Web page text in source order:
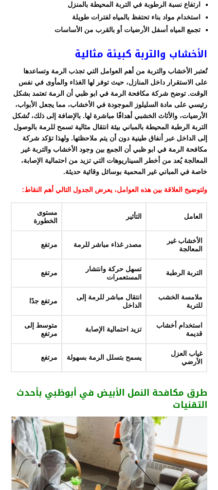
ارتفاع نسبة الرطوبة في التربة المحيطة بالمنزل
استخدام مواد بناء تحتفظ بالمياه لفترات طويلة
تجمع المياه أسفل الأرضيات أو بالقرب من الأساسات
الأخشاب والتربة كبيئة مثالية
تُعتبر الأخشاب والتربة من أهم العوامل التي تجذب الرمة وتساعدها
على الاستقرار داخل المنازل، حيث توفر لها الغذاء والمأوى في نفس
الوقت. توضح شركة مكافحة الرمة في ابو ظبي أن الرمة تعتمد بشكل
رئيسي على مادة السليلوز الموجودة في الأخشاب، مما يجعل الأبواب،
الأرضيات، والأثاث الخشبي أهدافًا مباشرة لها. بالإضافة إلى ذلك، تُشكل
التربة الرطبة المحيطة بالمباني بيئة انتقال مثالية تسمح للرمة بالوصول
إلى الداخل عبر أنفاق طينية دون أن يتم ملاحظتها. ولهذا تؤكد شركة
مكافحة الرمة في ابو ظبي أن الجمع بين وجود الأخشاب والتربة غير
المعالجة يُعد من أخطر السيناريوهات التي تزيد من احتمالية الإصابة،
خاصة في المباني غير المحمية بوسائل وقائية حديثة.
ولتوضيح العلاقة بين هذه العوامل، يعرض الجدول التالي أهم النقاط:
العامل التأثير
مستوى
الخطورة
الأخشاب غير
المعالجة
مصدر غذاء مباشر للرمة مرتفع
التربة الرطبة
تسهل حركة وانتشار
المستعمرات
مرتفع
ملامسة الخشب
للتربة
انتقال مباشر للرمة إلى
الداخل
مرتفع جدًا
استخدام أخشاب
قديمة
تزيد احتمالية الإصابة
متوسط إلى
مرتفع
غياب العزل
الأرضي
يسمح بتسلل الرمة بسهولة مرتفع
طرق مكافحة النمل الأبيض في أبوظبي بأحدث
التقنيات